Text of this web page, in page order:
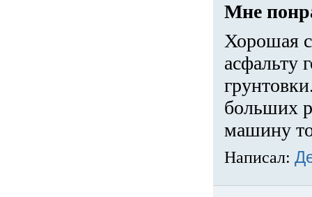
Мне
Хорошая
асфальту
больших
машину
Написал: